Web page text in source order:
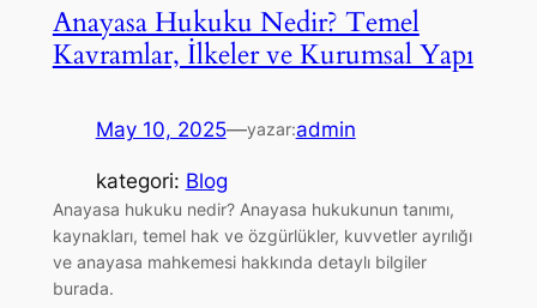
Anayasa Hukuku Nedir? Temel
Kavramlar, İlkeler ve Kurumsal Yapı
May 10, 2025—yazar:admin
kategori: Blog
Anayasa hukuku nedir? Anayasa hukukunun tanımı,
kaynakları, temel hak ve özgürlükler, kuvvetler ayrılığı
ve anayasa mahkemesi hakkında detaylı bilgiler
burada.